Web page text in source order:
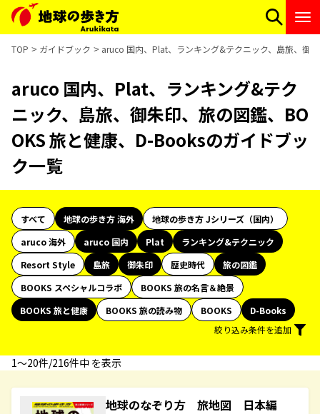
TOP ガイドブック aruco 国内、Plat、ランキング&テクニック、島旅、御
aruco 国内、Plat、ランキング&テク
ニック、島旅、御朱印、旅の図鑑、BO
OKS 旅と健康、D-Booksのガイドブッ
ク一覧
すべて 地球の歩き方 海外
地球の歩き方 Jシリーズ（国内）
aruco 海外
aruco 国内 Plat
ランキング&テクニック
Resort Style
島旅 御朱印 歴史時代
旅の図鑑
BOOKS スペシャルコラボ
BOOKS 旅の名言＆絶景
BOOKS 旅と健康
BOOKS 旅の読み物 BOOKS
D-Books
絞り込み条件を追加
1〜20件/216件中 を表示
地球のなぞり方 旅地図 日本編